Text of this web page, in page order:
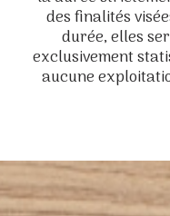
des finalités
durée, elles
exclusivement
aucune